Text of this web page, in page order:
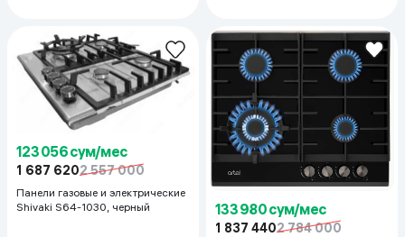
123 056 сум/мес
1 687 6202 557 000
Панели газовые и электрические
Shivaki S64-1030, черный
133 980 сум/мес
1 837 4402 784 000